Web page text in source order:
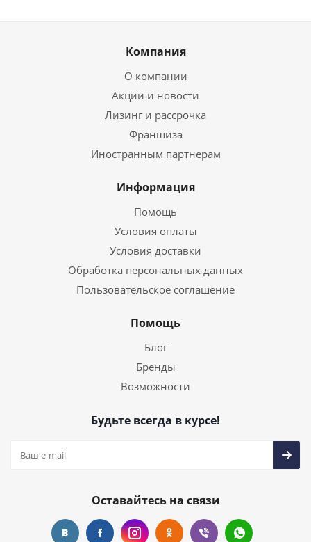
Компания
О компании
Акции и новости
Лизинг и рассрочка
Франшиза
Иностранным партнерам
Информация
Помощь
Условия оплаты
Условия доставки
Обработка персональных данных
Пользовательское соглашение
Помощь
Блог
Бренды
Возможности
Будьте всегда в курсе!
Оставайтесь на связи